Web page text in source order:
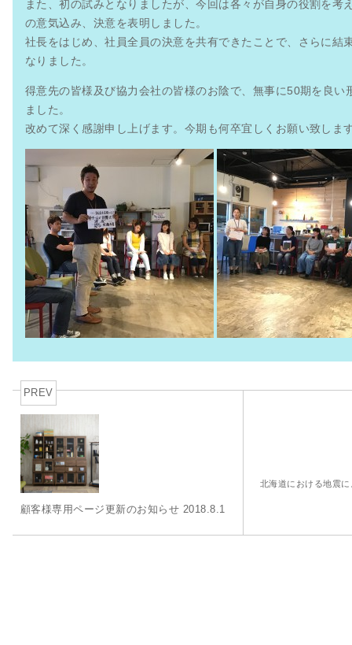
また、初の試みとなりましたが、今回は各々が自身の役割を考
の意気込み、決意を表明しました。
社長をはじめ、社員全員の決意を共有できたことで、さらに結
なりました。
得意先の皆様及び協力会社の皆様のお陰で、無事に50期を良い
ました。
改めて深く感謝申し上げます。今期も何卒宜しくお願い致しま
PREV
顧客様専用ページ更新のお知らせ 2018.8.1
北海道における地震